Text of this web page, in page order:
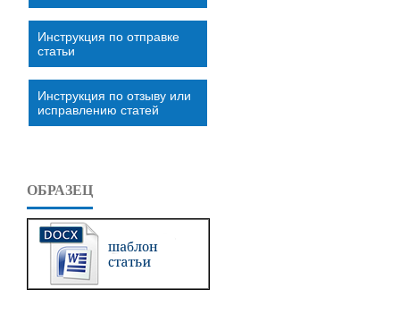
Инструкция по отправке
статьи
Инструкция по отзыву или
исправлению статей
ОБРАЗЕЦ